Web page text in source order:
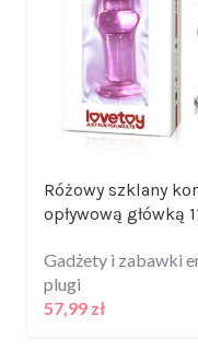
Różowy szklany
opływową główką
Gadżety i zabawki
plugi
57,99 zł